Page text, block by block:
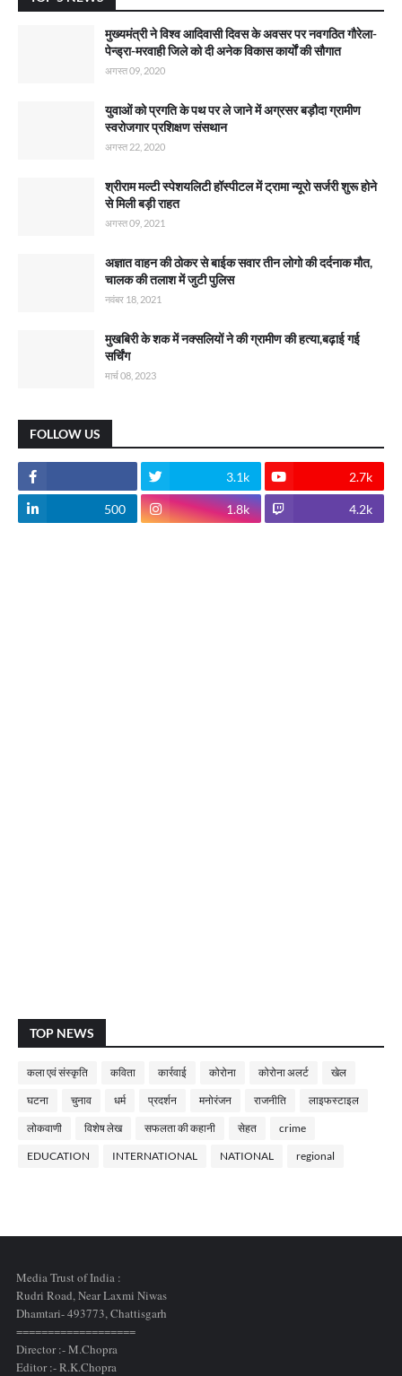
मुख्यमंत्री ने विश्व आदिवासी दिवस के अवसर पर नवगठित गौरेला-
पेन्ड्रा-मरवाही जिले को दी अनेक विकास कार्याें की सौगात
अगस्त 09, 2020
युवाओं को प्रगति के पथ पर ले जाने में अग्रसर बड़ौदा ग्रामीण
स्वरोजगार प्रशिक्षण संसथान
अगस्त 22, 2020
श्रीराम मल्टी स्पेशयलिटी हॉस्पीटल में ट्रामा न्यूरो सर्जरी शुरू होने
से मिली बड़ी राहत
अगस्त 09, 2021
अज्ञात वाहन की ठोकर से बाईक सवार तीन लोगो की दर्दनाक मौत,
चालक की तलाश में जुटी पुलिस
नवंबर 18, 2021
मुखबिरी के शक में नक्सलियों ने की ग्रामीण की हत्या,बढ़ाई गई
सर्चिंग
मार्च 08, 2023
FOLLOW US
3.1k 2.7k
500 1.8k 4.2k
TOP NEWS
कला एवं संस्कृति कविता कार्रवाई कोरोना कोरोना अलर्ट खेल
घटना चुनाव धर्म प्रदर्शन मनोरंजन राजनीति लाइफस्टाइल
लोकवाणी विशेष लेख सफलता की कहानी सेहत crime
EDUCATION INTERNATIONAL NATIONAL regional
Media Trust of India :
Rudri Road, Near Laxmi Niwas
Dhamtari- 493773,Chattisgarh
===================
Director :- M.Chopra
Editor :- R.K.Chopra